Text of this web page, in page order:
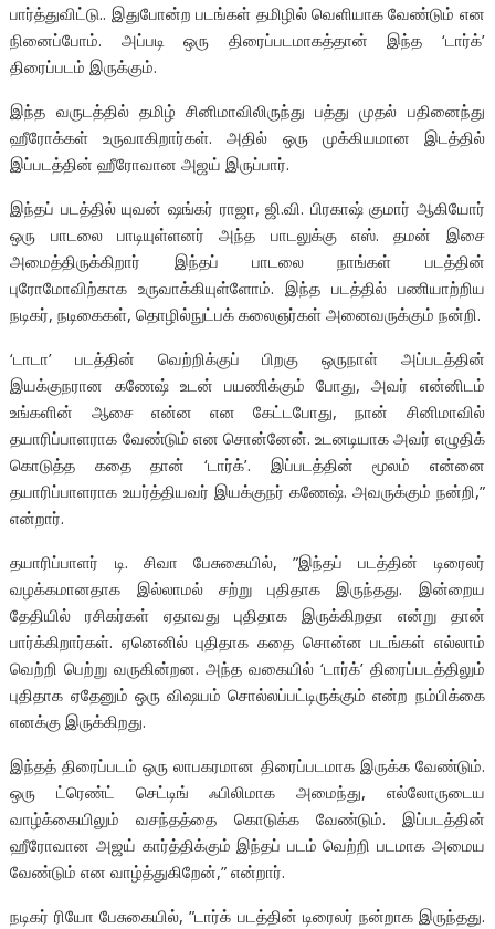
பார்த்துவிட்டு.. இதுபோன்ற படங்கள் தமிழில் வெளியாக வேண்டும் என
நினைப்போம். அப்படி ஒரு திரைப்படமாகத்தான் இந்த ‘டார்க்’
திரைப்படம் இருக்கும்.
இந்த வருடத்தில் தமிழ் சினிமாவிலிருந்து பத்து முதல் பதினைந்து
ஹீரோக்கள் உருவாகிறார்கள். அதில் ஒரு முக்கியமான இடத்தில்
இப்படத்தின் ஹீரோவான அஜய் இருப்பார்.‌
இந்தப் படத்தில் யுவன் ஷங்கர் ராஜா, ஜி.வி. பிரகாஷ் குமார் ஆகியோர்
ஒரு பாடலை பாடியுள்ளனர் அந்த பாடலுக்கு எஸ். தமன் இசை
அமைத்திருக்கிறார் இந்தப் பாடலை நாங்கள் படத்தின்
புரோமோவிற்காக உருவாக்கியுள்ளோம். இந்த படத்தில் பணியாற்றிய
நடிகர், நடிகைகள், தொழில்நுட்பக் கலைஞர்கள் அனைவருக்கும் நன்றி.
‘டாடா’ படத்தின் வெற்றிக்குப் பிறகு ஒருநாள் அப்படத்தின்
இயக்குநரான கணேஷ் உடன் பயணிக்கும் போது, அவர் என்னிடம்
உங்களின் ஆசை என்ன என கேட்டபோது, நான் சினிமாவில்
தயாரிப்பாளராக வேண்டும் என சொன்னேன். உடனடியாக அவர் எழுதிக்
கொடுத்த கதை தான் ‘டார்க்’. இப்படத்தின் மூலம் என்னை
தயாரிப்பாளராக உயர்த்தியவர் இயக்குநர் கணேஷ். அவருக்கும் நன்றி,”
என்றார்.
தயாரிப்பாளர் டி. சிவா பேசுகையில், ”இந்தப் படத்தின் டிரைலர்
வழக்கமானதாக இல்லாமல் சற்று புதிதாக இருந்தது. இன்றைய
தேதியில் ரசிகர்கள் ஏதாவது புதிதாக இருக்கிறதா என்று தான்
பார்க்கிறார்கள். ஏனெனில் புதிதாக கதை சொன்ன படங்கள் எல்லாம்
வெற்றி பெற்று வருகின்றன. அந்த வகையில் ‘டார்க்’ திரைப்படத்திலும்
புதிதாக ஏதேனும் ஒரு விஷயம் சொல்லப்பட்டிருக்கும் என்ற நம்பிக்கை
எனக்கு இருக்கிறது.‌
இந்தத் திரைப்படம் ஒரு லாபகரமான திரைப்படமாக இருக்க வேண்டும்.
ஒரு ட்ரெண்ட் செட்டிங் ஃபிலிமாக அமைந்து, எல்லோருடைய
வாழ்க்கையிலும் வசந்தத்தை கொடுக்க வேண்டும். இப்படத்தின்
ஹீரோவான அஜய் கார்த்திக்கும் இந்தப் படம் வெற்றி படமாக அமைய
வேண்டும் என வாழ்த்துகிறேன்,” என்றார்.
நடிகர் ரியோ பேசுகையில், ”டார்க் படத்தின் டிரைலர் நன்றாக இருந்தது.